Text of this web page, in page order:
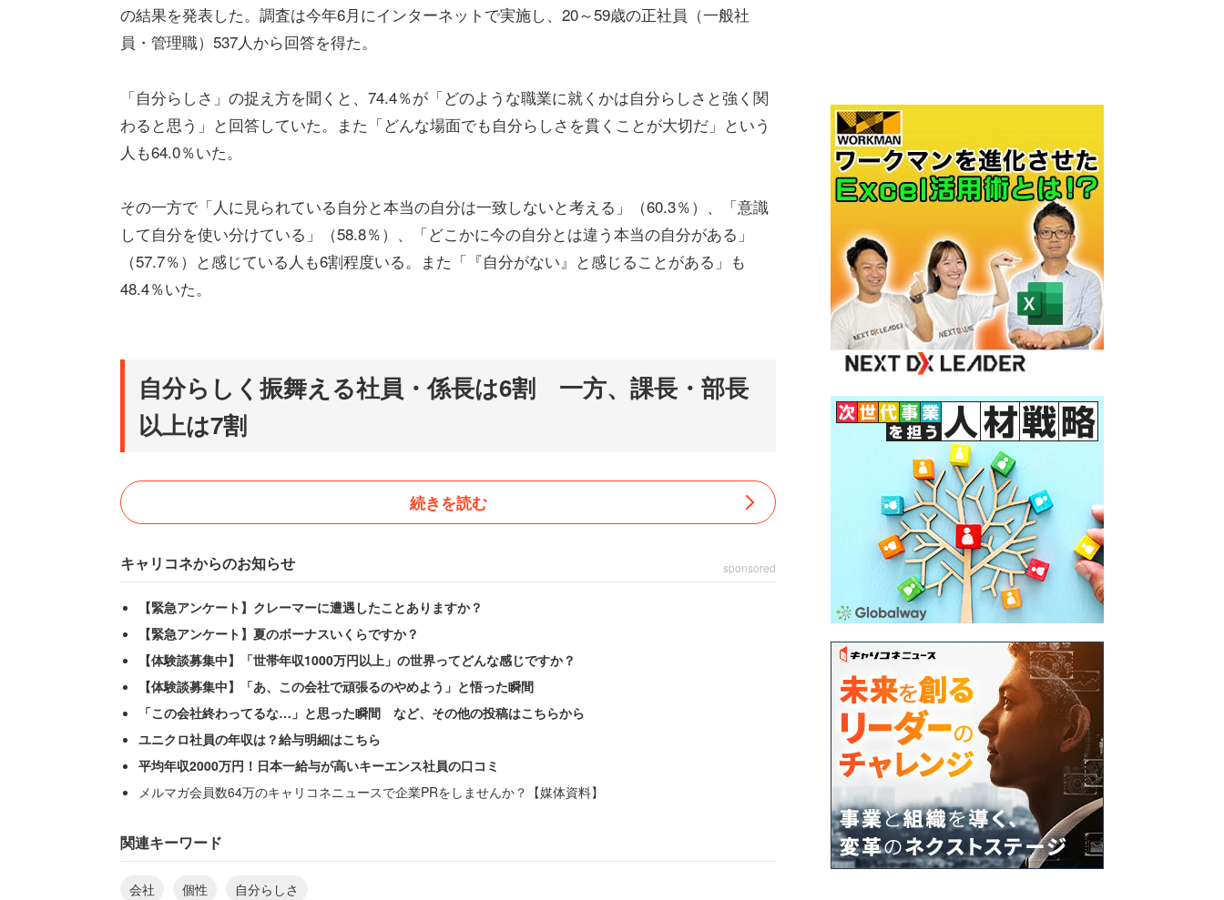
の結果を発表した。調査は今年6月にインターネットで実施し、20～59歳の正社員（一般社
員・管理職）537人から回答を得た。
「自分らしさ」の捉え方を聞くと、74.4％が「どのような職業に就くかは自分らしさと強く関
わると思う」と回答していた。また「どんな場面でも自分らしさを貫くことが大切だ」という
人も64.0％いた。
その一方で「人に見られている自分と本当の自分は一致しないと考える」（60.3％）、「意識
して自分を使い分けている」（58.8％）、「どこかに今の自分とは違う本当の自分がある」
（57.7％）と感じている人も6割程度いる。また「『自分がない』と感じることがある」も
48.4％いた。
自分らしく振舞える社員・係長は6割 一方、課長・部長
以上は7割
続きを読む
キャリコネからのお知らせ sponsored
【緊急アンケート】クレーマーに遭遇したことありますか？
【緊急アンケート】夏のボーナスいくらですか？
【体験談募集中】「世帯年収1000万円以上」の世界ってどんな感じですか？
【体験談募集中】「あ、この会社で頑張るのやめよう」と悟った瞬間
「この会社終わってるな…」と思った瞬間 など、その他の投稿はこちらから
ユニクロ社員の年収は？給与明細はこちら
平均年収2000万円！日本一給与が高いキーエンス社員の口コミ
メルマガ会員数64万のキャリコネニュースで企業PRをしませんか？【媒体資料】
関連キーワード
会社 個性 自分らしさ